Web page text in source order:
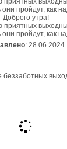
они пройдут, как
Доброго утра!
они пройдут, как
: 28.06.2024